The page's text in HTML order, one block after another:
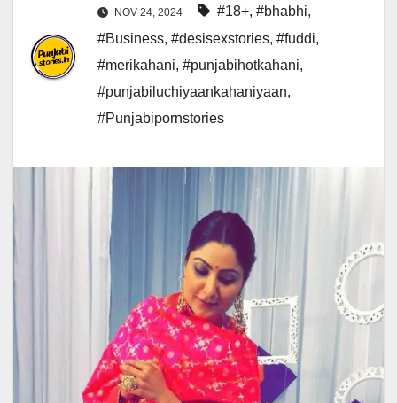
NOV 24, 2024 #18+, #bhabhi,
#Business, #desisexstories, #fuddi,
#merikahani, #punjabihotkahani,
#punjabiluchiyaankahaniyaan,
#Punjabipornstories